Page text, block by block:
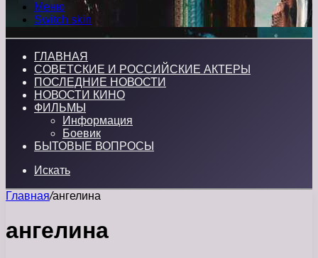
Меню
Switch skin
ГЛАВНАЯ
СОВЕТСКИЕ И РОССИЙСКИЕ АКТЕРЫ
ПОСЛЕДНИЕ НОВОСТИ
НОВОСТИ КИНО
ФИЛЬМЫ
Информация
Боевик
БЫТОВЫЕ ВОПРОСЫ
Искать
Главная/ангелина
ангелина